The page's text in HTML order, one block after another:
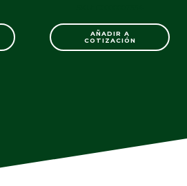
AÑADIR A
COTIZACIÓN